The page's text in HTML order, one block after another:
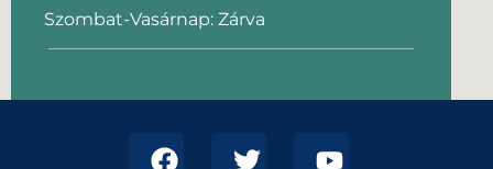
Szombat-Vasárnap: Zárva